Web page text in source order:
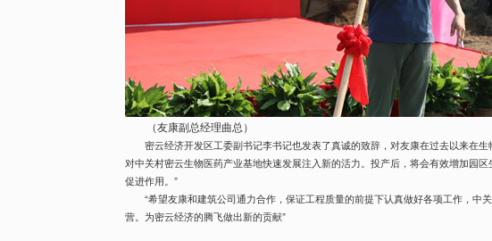
（友康副总经理曲总）
密云经济开发区工委副书记李书记也发表了真诚的致辞，对友康在过去以来在
对中关村密云生物医药产业基地快速发展注入新的活力。投产后，将会有效增加园
促进作用。”
“希望友康和建筑公司通力合作，保证工程质量的前提下认真做好各项工作，
营。为密云经济的腾飞做出新的贡献”